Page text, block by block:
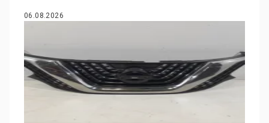
06.08.2026